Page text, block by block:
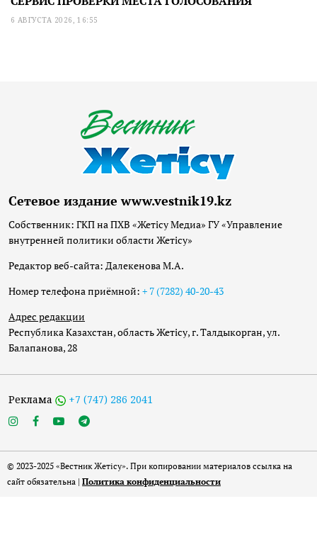
6 АВГУСТА 2026, 16:55
Сетевое издание www.vestnik19.kz
Собственник: ГКП на ПХВ «Жетісу Медиа» ГУ «Управление
внутренней политики области Жетісу»
Редактор веб-сайта: Далекенова М.А.
Номер телефона приёмной: + 7 (7282) 40-20-43
Адрес редакции
Республика Казахстан, область Жетісу, г. Талдыкорган, ул.
Балапанова, 28
Реклама +7 (747) 286 2041
© 2023-2025 «Вестник Жетісу». При копировании материалов ссылка на
сайт обязательна | Политика конфиденциальности